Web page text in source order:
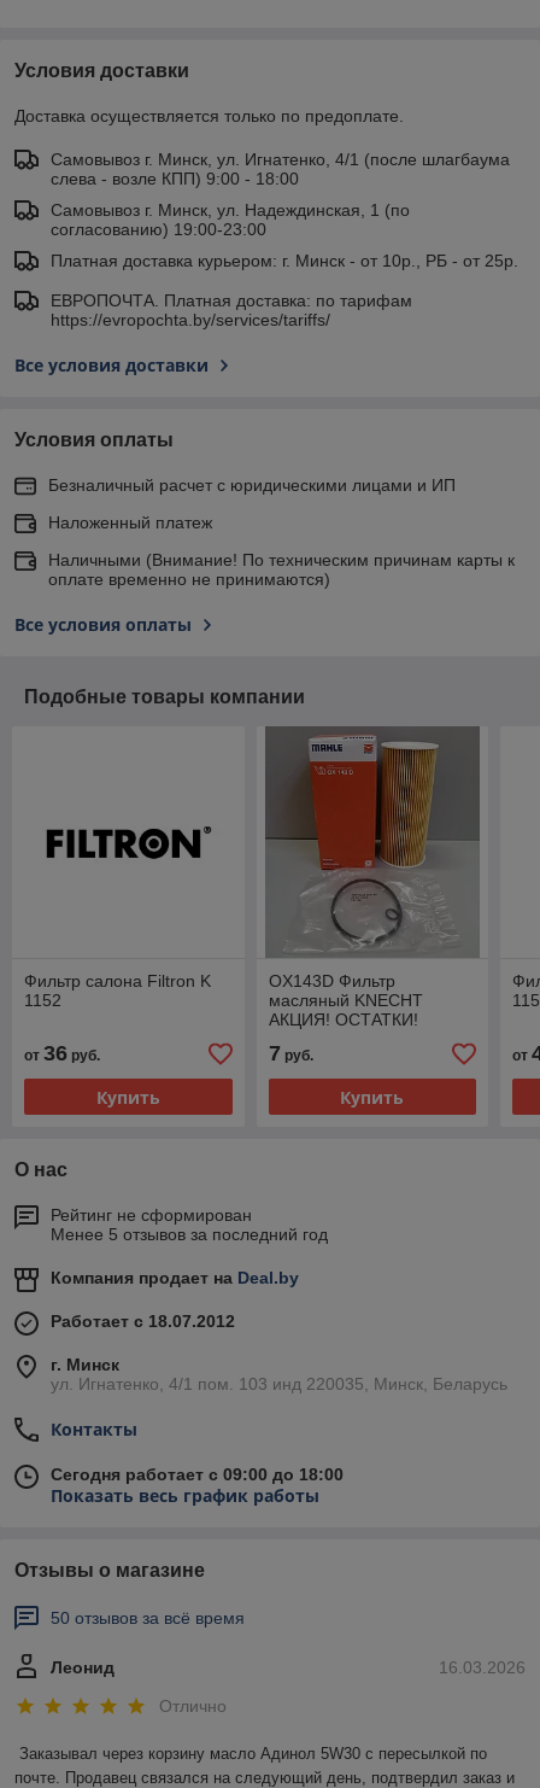
Условия доставки
Доставка осуществляется только по предоплате.
Самовывоз г. Минск, ул. Игнатенко, 4/1 (после шлагбаума
слева - возле КПП) 9:00 - 18:00
Самовывоз г. Минск, ул. Надеждинская, 1 (по
согласованию) 19:00-23:00
Платная доставка курьером: г. Минск - от 10р., РБ - от 25р.
ЕВРОПОЧТА. Платная доставка: по тарифам
https://evropochta.by/services/tariffs/
Все условия доставки
Условия оплаты
Безналичный расчет с юридическими лицами и ИП
Наложенный платеж
Наличными (Внимание! По техническим причинам карты к
оплате временно не принимаются)
Все условия оплаты
Подобные товары компании
Фильтр салона Filtron K
1152
от 36 руб.
Купить
OX143D Фильтр
масляный KNECHT
АКЦИЯ! ОСТАТКИ!
7 руб.
Купить
от
О нас
Рейтинг не сформирован
Менее 5 отзывов за последний год
Компания продает на Deal.by
Работает с 18.07.2012
г. Минск
ул. Игнатенко, 4/1 пом. 103 инд 220035, Минск, Беларусь
Контакты
Сегодня работает с 09:00 до 18:00
Показать весь график работы
Отзывы о магазине
50 отзывов за всё время
16.03.2026
Леонид
Отлично
Заказывал через корзину масло Адинол 5W30 с пересылкой по
почте. Продавец связался на следующий день, подтвердил заказ и